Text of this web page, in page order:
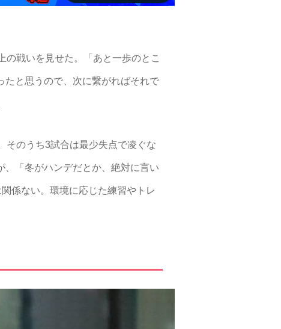
戦いを見せた。「あと一歩のとこ
たと思うので、次に繋がればそれで
のうち3試合は最少失点で凌ぐな
、「冬がハンデだとか、絶対に言い
係ない。環境に応じた練習やトレ